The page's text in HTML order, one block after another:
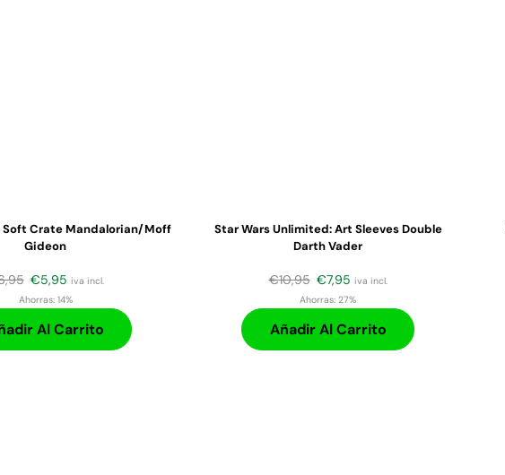
Soft Crate Mandalorian/Moff
Gideon
€5,95 iva incl.
Ahorras:14%
Al Carrito
Star Wars Unlimited: Art Sleeves Double
Darth Vader
€10,95 €7,95 iva incl.
Ahorras: 27%
Añadir Al Carrito